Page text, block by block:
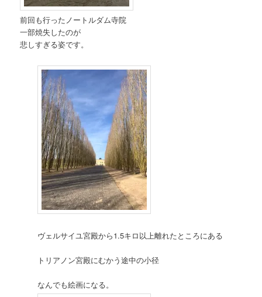
前回も行ったノートルダム寺院
一部焼失したのが
悲しすぎる姿です。
ヴェルサイユ宮殿から1.5キロ以上離れたところにある
トリアノン宮殿にむかう途中の小径
なんでも絵画になる。